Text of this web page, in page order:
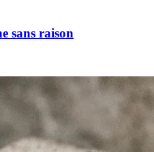
sans raison